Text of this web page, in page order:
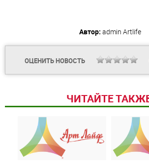
Автор: admin Artlife
ОЦЕНИТЬ НОВОСТЬ
ЧИТАЙТЕ